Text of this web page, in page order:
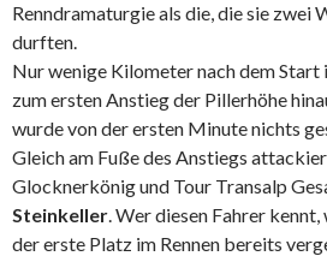
Renndramaturgie als die, die sie zwei
durften.
Nur wenige Kilometer nach dem Start
zum ersten Anstieg der Pillerhöhe
wurde von der ersten Minute nichts
Gleich am Fuße des Anstiegs
Glocknerkönig und Tour Transalp
Steinkeller. Wer diesen Fahrer
der erste Platz im Rennen bereits